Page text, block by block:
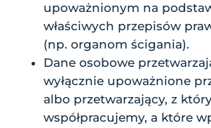
upoważnionym na
właściwych przepisów
(np. organom ścigania).
Dane osobowe
wyłącznie upoważnione
albo przetwarzający, z
współpracujemy, a które